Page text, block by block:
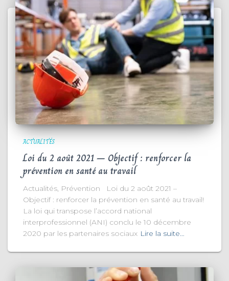
ACTUALITÉS
Loi du 2 août 2021 – Objectif : renforcer la
prévention en santé au travail
Actualités, Prévention Loi du 2 août 2021 –
Objectif : renforcer la prévention en santé au travail!
La loi qui transpose l’accord national
interprofessionnel (ANI) conclu le 10 décembre
2020 par les partenaires sociaux Lire la suite…